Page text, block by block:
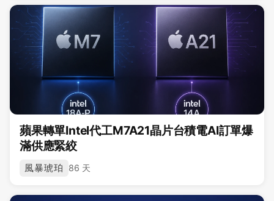
蘋果轉單Intel代工M7A21晶片台積電AI訂單爆
滿供應緊絞
風暴琥珀 86 天